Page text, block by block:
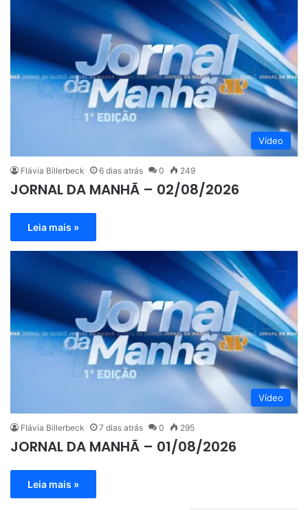
Vídeo
Flávia Billerbeck 6 dias atrás 0 249
JORNAL DA MANHÃ – 02/08/2026
Leia mais »
Vídeo
Flávia Billerbeck 7 dias atrás 0 295
JORNAL DA MANHÃ – 01/08/2026
Leia mais »